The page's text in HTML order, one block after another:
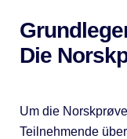
Die
Um die
Teilnehmende